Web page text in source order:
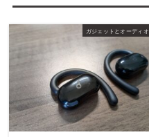
ガジェットとオーディオ